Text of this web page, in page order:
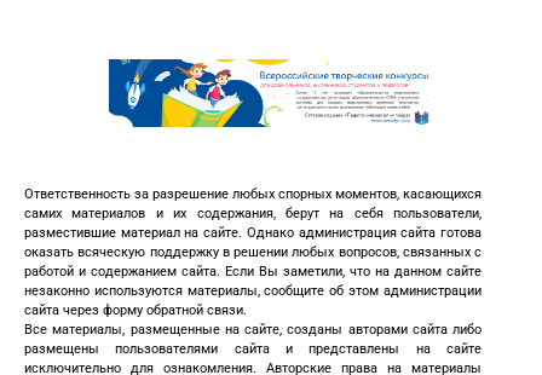
Ответственность за разрешение любых спорных моментов, касающихся
самих материалов и их содержания, берут на себя пользователи,
разместившие материал на сайте. Однако администрация сайта готова
оказать всяческую поддержку в решении любых вопросов, связанных с
работой и содержанием сайта. Если Вы заметили, что на данном сайте
незаконно используются материалы, сообщите об этом администрации
сайта через форму обратной связи.
Все материалы, размещенные на сайте, созданы авторами сайта либо
размещены пользователями сайта и представлены на сайте
исключительно для ознакомления. Авторские права на материалы